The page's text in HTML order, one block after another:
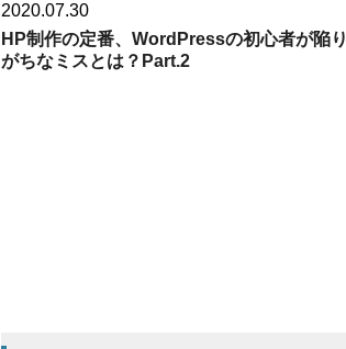
2020.07.30
HP制作の定番、WordPressの初心者が陥り
がちなミスとは？Part.2